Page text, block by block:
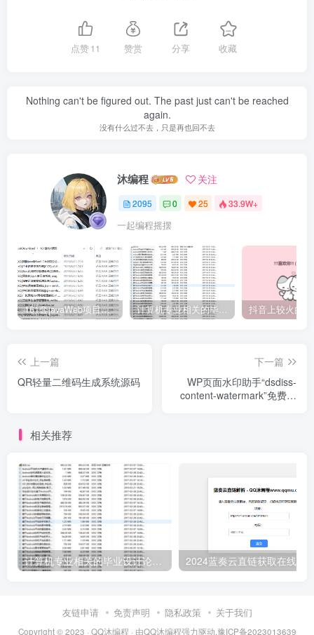
点赞11 赞赏 分享 收藏
Nothing can't be figured out. The past just can't be reached
again.
没有什么过不去，只是再也回不去
沐编程 关注
2095 0 25 33.9W+
一起编程摇摆
161套javaWeb项目源码免费分享 计算机专业相关的毕业设计论文合集免费下载
上一篇
QR轻量二维码生成系统源码
下一篇
WP页面水印助手“dsdiss-
content-watermark”免费下
相关推荐
计算机专业相关的毕业设计论文合集免费下载
友链申请 免责声明 隐私政策 关于我们
Copyright © 2023 · QQ沐编程 · 由QQ沐编程强力驱动. 豫ICP备2023013639